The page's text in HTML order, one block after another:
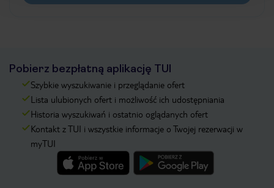
Pobierz bezpłatną aplikację TUI
Szybkie wyszukiwanie i przeglądanie ofert
Lista ulubionych ofert i możliwość ich udostępniania
Historia wyszukiwań i ostatnio oglądanych ofert
Kontakt z TUI i wszystkie informacje o Twojej rezerwacji w
myTUI